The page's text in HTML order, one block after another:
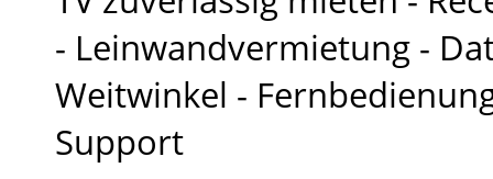
- Leinwandvermietung -
Weitwinkel -
Support